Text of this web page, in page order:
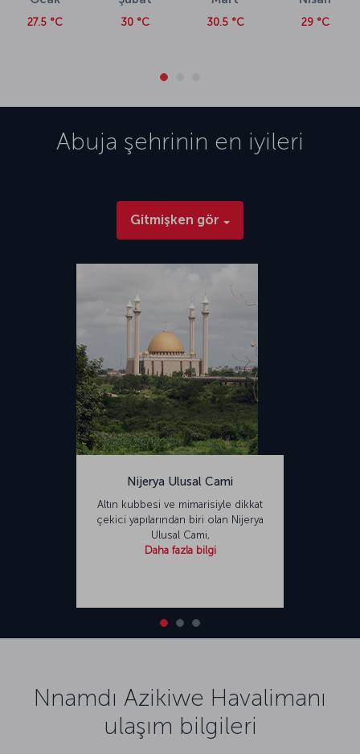
27.5 °C 30 °C 30.5 °C 29 °C
Abuja şehrinin en iyileri
Gitmişken gör
Nijerya Ulusal Cami
Altın kubbesi ve mimarisiyle dikkat
çekici yapılarından biri olan Nijerya
Ulusal Cami,
Daha fazla bilgi
Nnamdı Azikiwe Havalimanı
ulaşım bilgileri